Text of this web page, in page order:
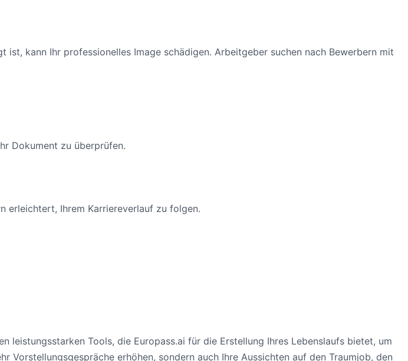
kann Ihr professionelles Image schädigen. Arbeitgeber suchen nach Bewerbern mit
Dokument zu überprüfen.
erleichtert, Ihrem Karriereverlauf zu folgen.
leistungsstarken Tools, die Europass.ai für die Erstellung Ihres Lebenslaufs bietet, um
Vorstellungsgespräche erhöhen, sondern auch Ihre Aussichten auf den Traumjob, den